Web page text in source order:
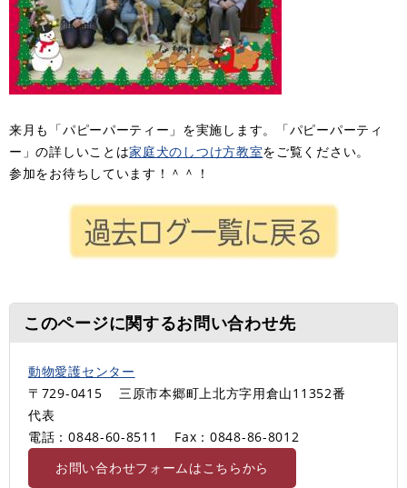
来月も「パピーパーティー」を実施します。「パピーパーティ
ー」の詳しいことは家庭犬のしつけ方教室をご覧ください。
参加をお待ちしています！＾＾！
このページに関するお問い合わせ先
動物愛護センター
〒729-0415
三原市本郷町上北方字用倉山11352番
代表
電話：0848-60-8511
Fax：0848-86-8012
お問い合わせフォームはこちらから